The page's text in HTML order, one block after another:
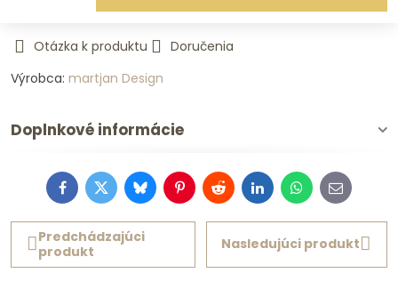
Otázka k produktu
Doručenia
Výrobca: martjan Design
Doplnkové informácie
FacebookTwitterBlueskyPinterestRedditLinkedInWhatsApp
E-
mail
Predchádzajúci
produkt
Nasledujúci produkt